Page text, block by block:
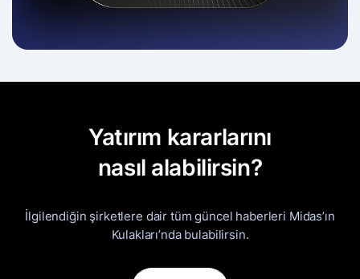
Yatırım kararlarını
nasıl alabilirsin?
İlgilendiğin şirketlere dair tüm güncel haberleri Midas’ın
Kulakları’nda bulabilirsin.